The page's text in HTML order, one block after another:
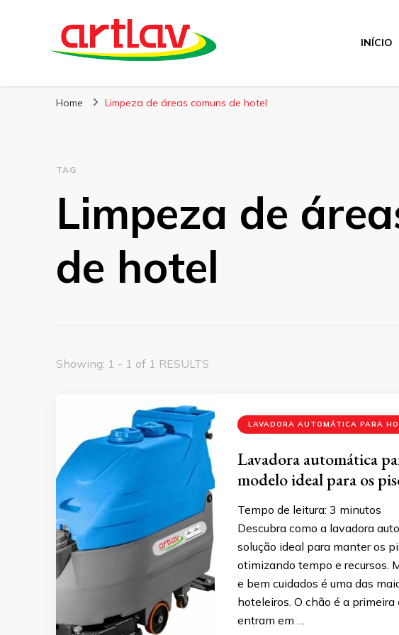
Blog
INÍCIO
Home Limpeza de áreas comuns de hotel
TAG
Limpeza de
de hotel
Showing: 1 - 1 of 1 RESULTS
LAVADORA AUTOMÁTICA PARA
Lavadora automática
modelo ideal para os
Tempo de leitura: 3 minutos
Descubra como a lavadora
solução ideal para manter os
otimizando tempo e recursos.
e bem cuidados é uma das
hoteleiros. O chão é a
entram em …